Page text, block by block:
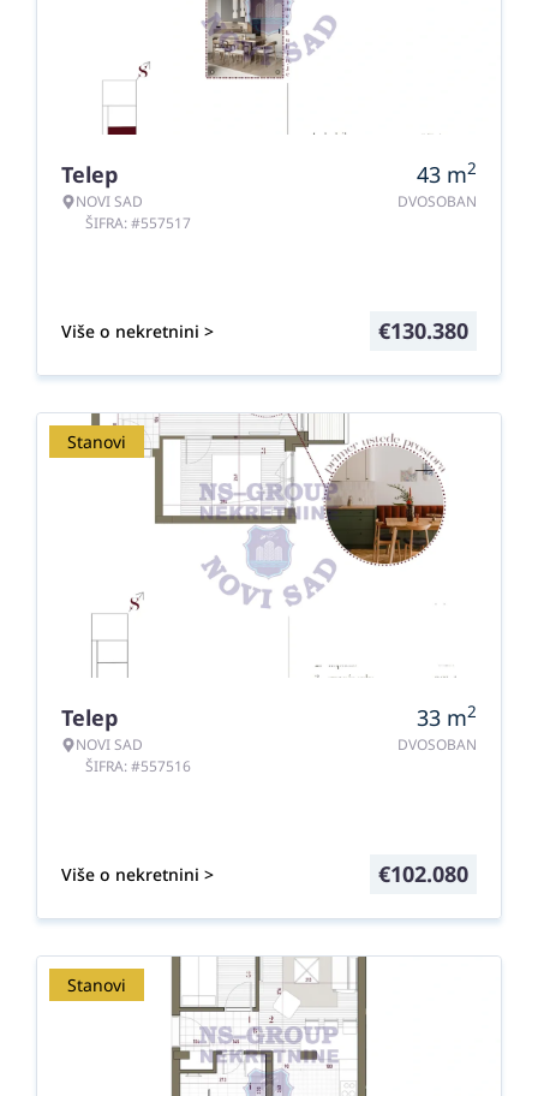
Telep
NOVI SAD
ŠIFRA: #557517
43 m2
DVOSOBAN
Više o nekretnini > €130.380
Stanovi
Telep
NOVI SAD
ŠIFRA: #557516
33 m2
DVOSOBAN
Više o nekretnini > €102.080
Stanovi